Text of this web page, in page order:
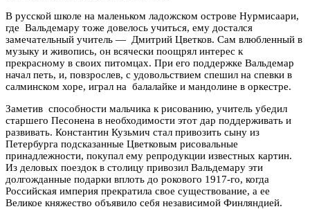
В русской школе на маленьком ладожском острове Нурмисаари,
где Вальдемару тоже довелось учиться, ему достался
замечательный учитель — Дмитрий Цветков. Сам влюбленный в
музыку и живопись, он всячески поощрял интерес к
прекрасному в своих питомцах. При его поддержке Вальдемар
начал петь, и, повзрослев, с удовольствием спешил на спевки в
салминском хоре, играл на балалайке и мандолине в оркестре.
Заметив способности мальчика к рисованию, учитель убедил
старшего Песонена в необходимости этот дар поддерживать и
развивать. Константин Кузьмич стал привозить сыну из
Петербурга подсказанные Цветковым рисовальные
принадлежности, покупал ему репродукции известных картин.
Из деловых поездок в столицу привозил Вальдемару эти
долгожданные подарки вплоть до рокового 1917-го, когда
Российская империя прекратила свое существование, а ее
Великое княжество объявило себя независимой Финляндией.